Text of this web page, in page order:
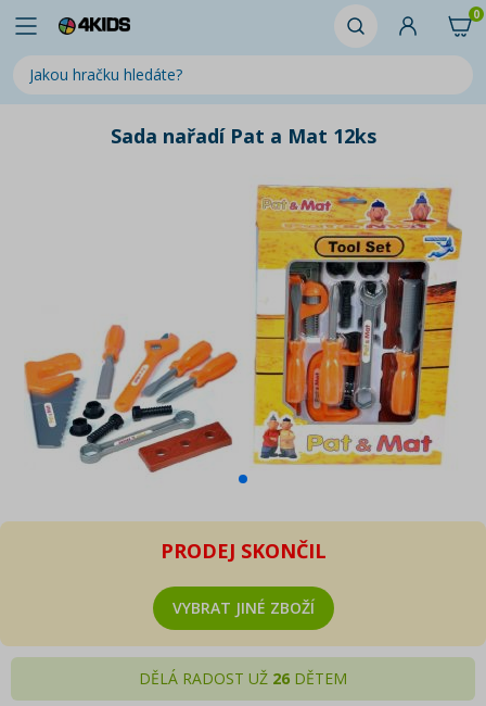
0
Sada nařadí Pat a Mat 12ks
PRODEJ SKONČIL
VYBRAT JINÉ ZBOŽÍ
DĚLÁ RADOST UŽ 26 DĚTEM